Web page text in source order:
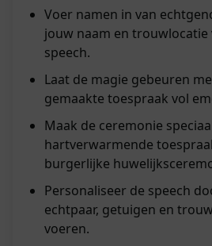
Voer namen in van
jouw naam en trouwlocatie
speech.
Laat de magie gebeuren
gemaakte toespraak vol
Maak de ceremonie
hartverwarmende
burgerlijke
Personaliseer de speech
echtpaar, getuigen en
voeren.